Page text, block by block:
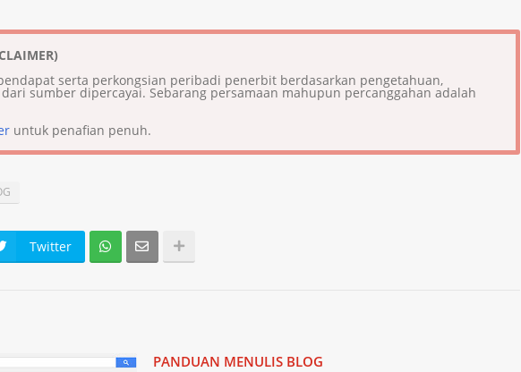
serta perkongsian peribadi penerbit berdasarkan pengetahuan,
sumber dipercayai. Sebarang persamaan mahupun percanggahan adalah
untuk penafian penuh.
Twitter
PANDUAN MENULIS BLOG